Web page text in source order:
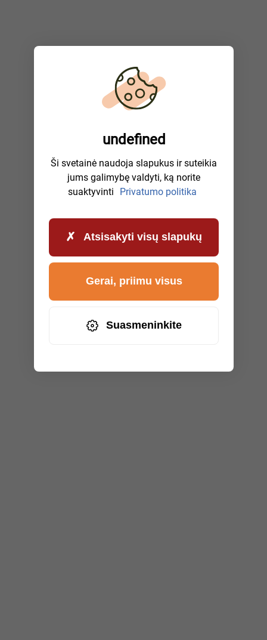
undefined
Ši svetainė naudoja slapukus ir suteikia
jums galimybę valdyti, ką norite
suaktyvinti
Privatumo politika
Atsisakyti visų slapukų
Suasmeninkite
Gerai, priimu visus